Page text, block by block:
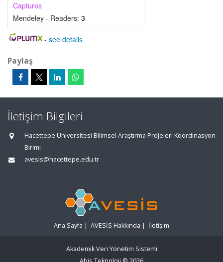
Captures
Mendeley - Readers: 3
- see details
Paylaş
İletişim Bilgileri
Hacettepe Üniversitesi Bilimsel Araştırma Projeleri Koordinasyon
Birimi
avesis@hacettepe.edu.tr
Ana Sayfa | AVESİS Hakkında | İletişim
Akademik Veri Yönetim Sistemi